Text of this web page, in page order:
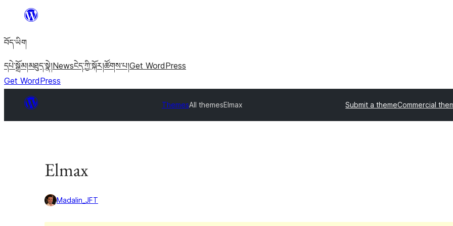
content
བོད་ཡིག
དཔེ་སྒྲོམ།མཐུད་སྣེ།Newsངེད་ཀྱི་སྐོར།ཚོགས་པ།Get WordPress
Get WordPress
ThemesAll themesElmax Submit a themeCommercial
Elmax
Madalin_JFT